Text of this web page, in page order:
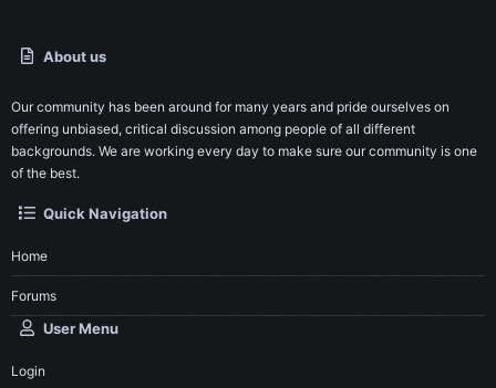
About us
Our community has been around for many years and pride ourselves on
offering unbiased, critical discussion among people of all different
backgrounds. We are working every day to make sure our community is one
of the best.
Quick Navigation
Home
Forums
User Menu
Login